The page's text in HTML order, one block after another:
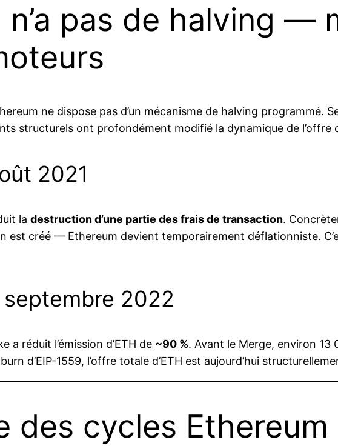
n’a pas de halving —
ne dispose pas d’un mécanisme de halving programmé.
structurels ont profondément modifié la dynamique de l’offre
2021
la destruction d’une partie des frais de transaction.
est créé — Ethereum devient temporairement déflationniste.
2022
a réduit l’émission d’ETH de ~90 %. Avant le Merge, environ 13
d’EIP-1559, l’offre totale d’ETH est aujourd’hui
des cycles Ethereum